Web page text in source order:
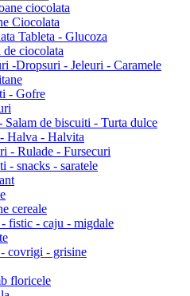
ciocolata
Ciocolata
Tableta - Glucoza
de ciocolata
-Dropsuri - Jeleuri - Caramele
- Gofre
Salam de biscuiti - Turta dulce
Halva - Halvita
- Rulade - Fursecuri
- snacks - saratele
cereale
fistic - caju - migdale
covrigi - grisine
floricele